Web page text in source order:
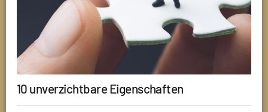
10 unverzichtbare Eigenschaften